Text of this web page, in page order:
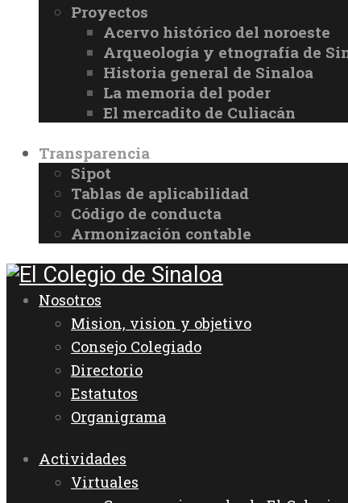
Proyectos
Acervo histórico del noroeste
Arqueología y etnografía de
Historia general de Sinaloa
La memoria del poder
El mercadito de Culiacán
Transparencia
Sipot
Tablas de aplicabilidad
Código de conducta
Armonización contable
Nosotros
Mision, vision y objetivo
Consejo Colegiado
Directorio
Estatutos
Organigrama
Actividades
Virtuales